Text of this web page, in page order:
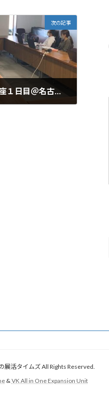
次の記事
オンライン展示会対策講座１日目＠名古屋 レポ
活タイムズ All Rights Reserved.
&VK All in One Expansion Unit